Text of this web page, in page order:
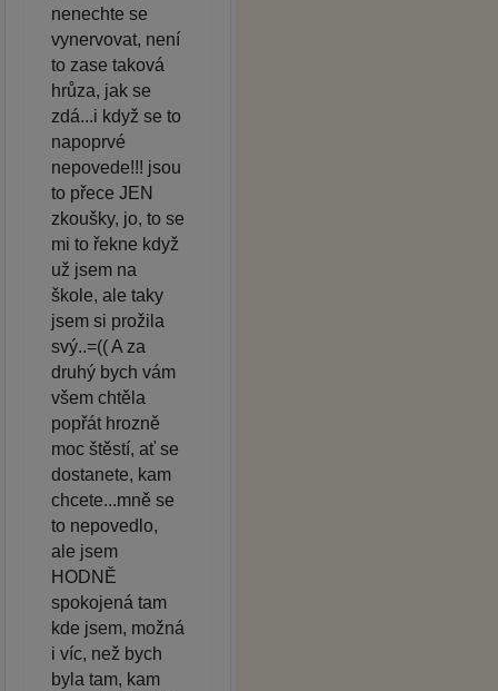
nenechte se
vynervovat, není
to zase taková
hrůza, jak se
zdá...i když se to
napoprvé
nepovede!!! jsou
to přece JEN
zkoušky, jo, to se
mi to řekne když
už jsem na
škole, ale taky
jsem si prožila
svý..=(( A za
druhý bych vám
všem chtěla
popřát hrozně
moc štěstí, ať se
dostanete, kam
chcete...mně se
to nepovedlo,
ale jsem
HODNĚ
spokojená tam
kde jsem, možná
i víc, než bych
byla tam, kam